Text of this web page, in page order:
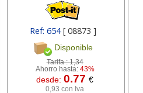
Ref: 654[ 08873 ]
Disponible
Tarifa :1,34
Ahorro hasta: 43%
desde:0.77€
0,93 con Iva